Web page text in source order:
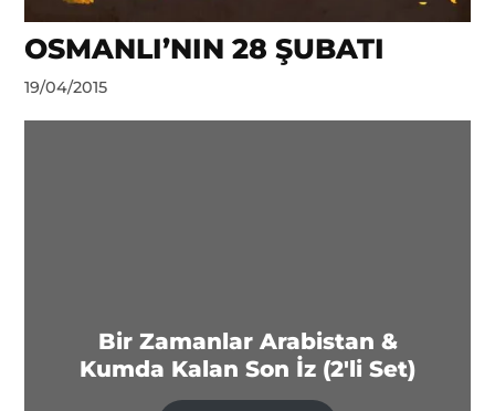
OSMANLI’NIN 28 ŞUBATI
by
19/04/2015
Bir Zamanlar Arabistan &
Kumda Kalan Son İz (2'li Set)